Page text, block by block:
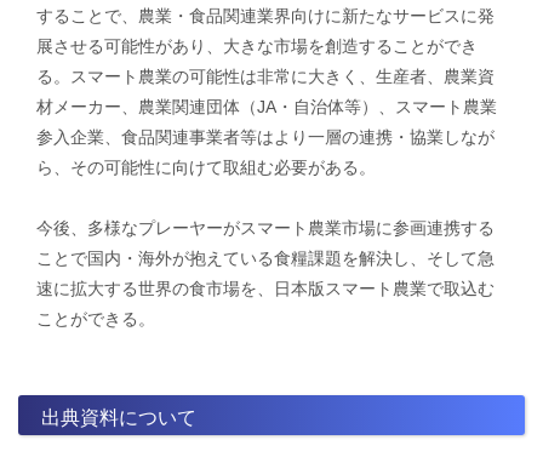
することで、農業・食品関連業界向けに新たなサービスに発
展させる可能性があり、大きな市場を創造することができ
る。スマート農業の可能性は非常に大きく、生産者、農業資
材メーカー、農業関連団体（JA・自治体等）、スマート農業
参入企業、食品関連事業者等はより一層の連携・協業しなが
ら、その可能性に向けて取組む必要がある。
今後、多様なプレーヤーがスマート農業市場に参画連携する
ことで国内・海外が抱えている食糧課題を解決し、そして急
速に拡大する世界の食市場を、日本版スマート農業で取込む
ことができる。
出典資料について